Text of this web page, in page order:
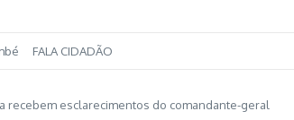
FALA CIDADÃO
recebem esclarecimentos do comandante-geral